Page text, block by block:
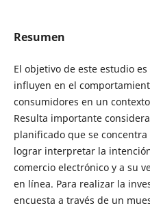
Resumen
El objetivo de este estudio
influyen en el
consumidores en un
Resulta importante
planificado que se
lograr interpretar la
comercio electrónico y a su
en línea. Para realizar la
encuesta a través de un